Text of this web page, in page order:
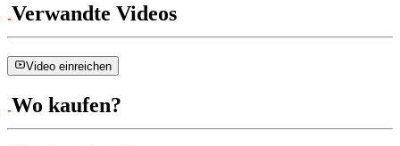
Verwandte Videos
Video einreichen
Wo kaufen?